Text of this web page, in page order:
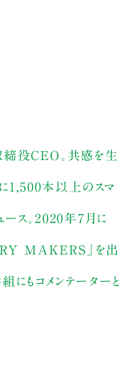
締役CEO。共感を生
に1,500本以上のスマ
ース。2020年7月に
MAKERS」を出
にもコメンテーターと